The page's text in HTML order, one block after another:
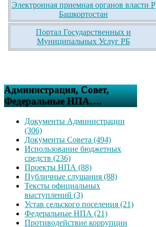
Электронная приемная органов власти Р
Башкортостан
Портал Государственных и
Муниципальных Услуг РБ
Администрация, Совет,
Федеральные НПА….
Документы Администрации
(306)
Документы Совета (494)
Использование бюджетных
средств (236)
Проекты НПА (88)
Публичные слушания (88)
Тексты официальных
выступлений (3)
Устав сельского поселения (21)
Федеральные НПА (21)
Противодействие коррупции